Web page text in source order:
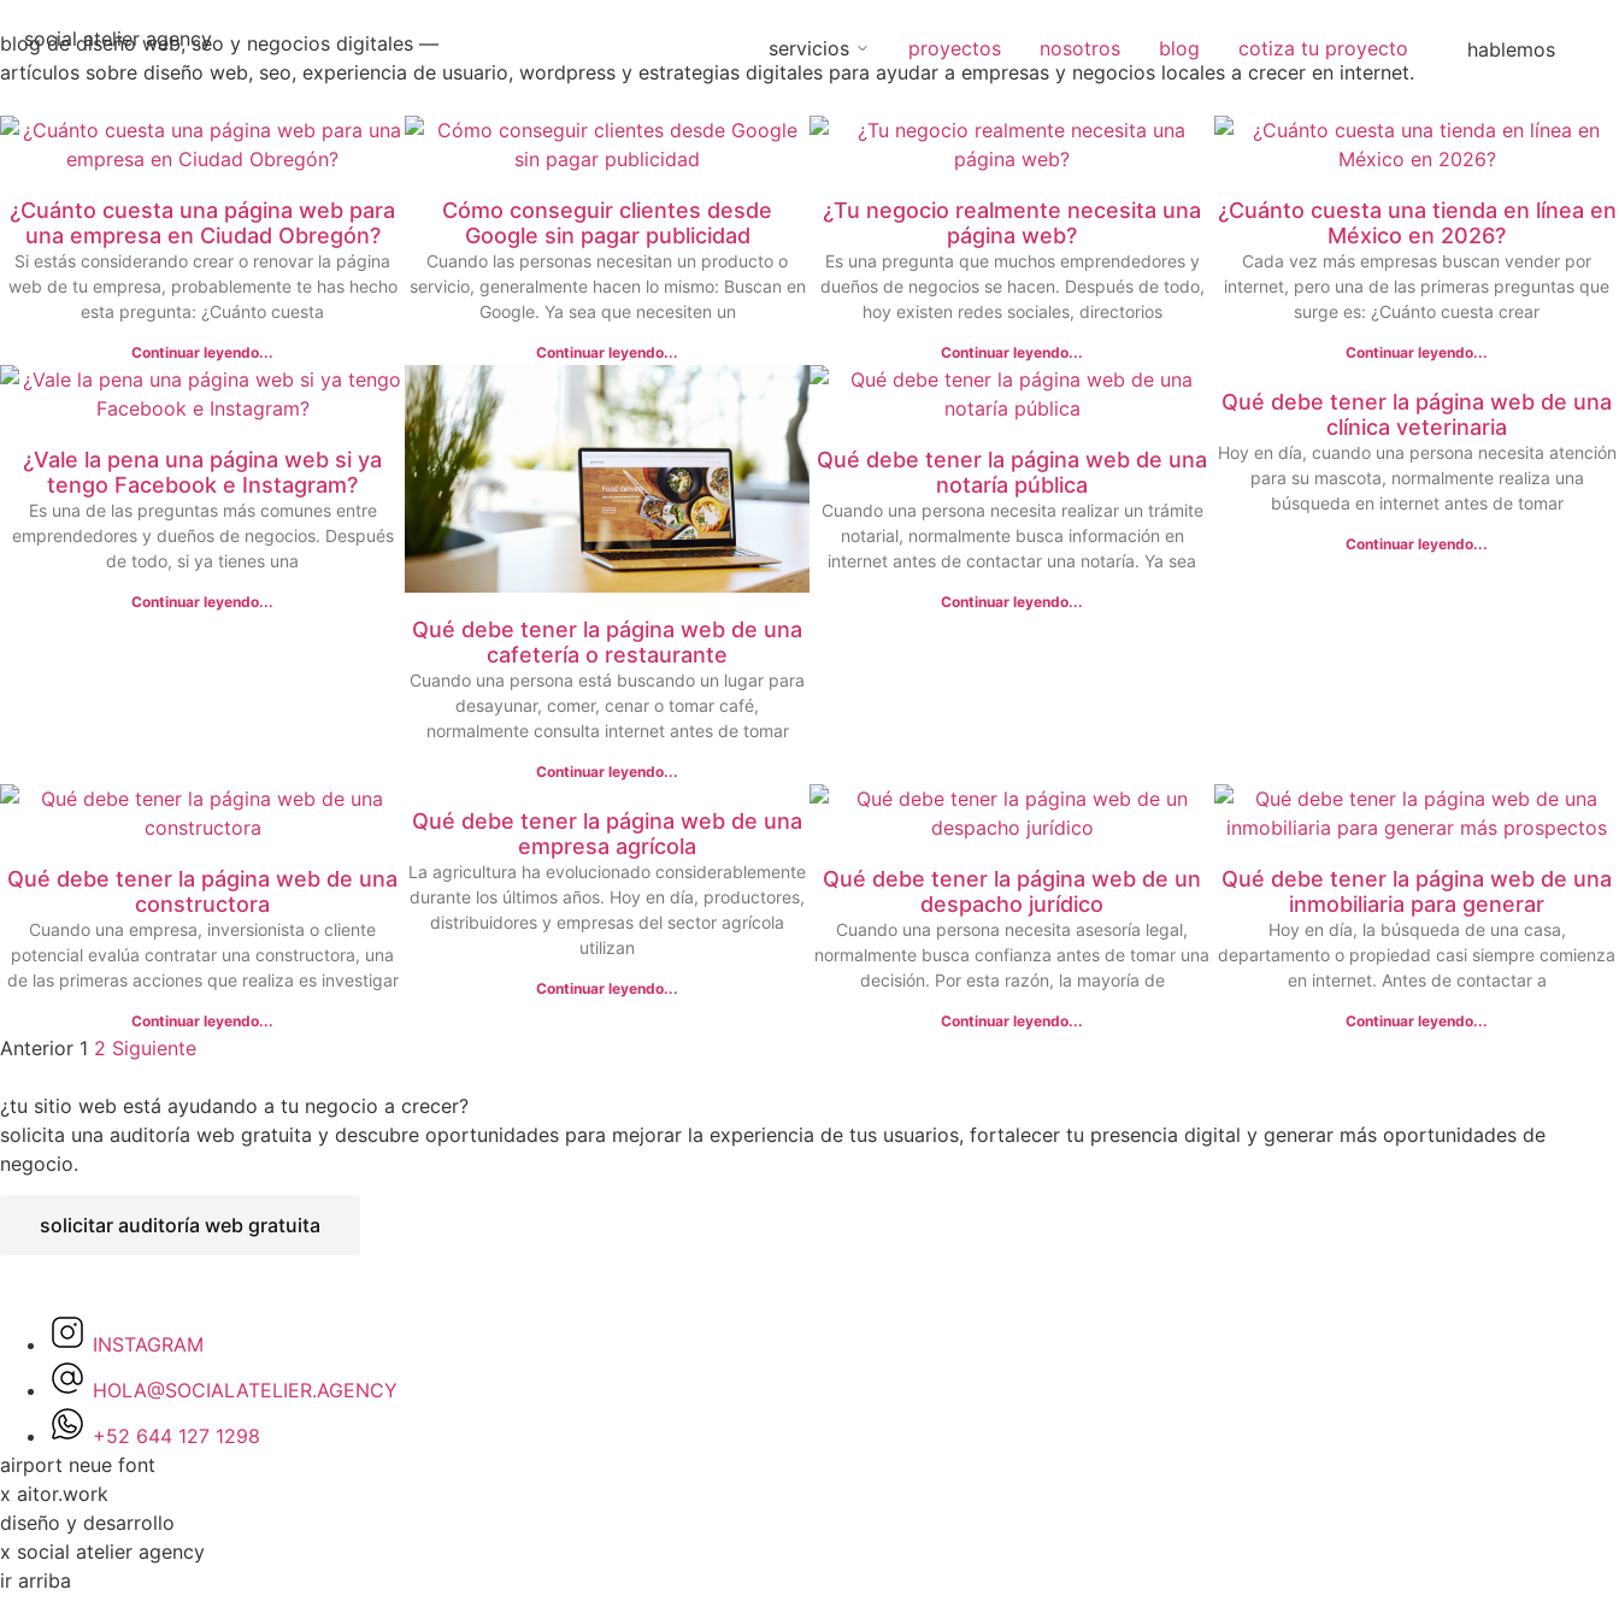
social atelier agency servicios proyectos nosotros blog cotiza tu proyecto hablemos
blog de diseño web, seo y negocios digitales —
artículos sobre diseño web, seo, experiencia de usuario, wordpress y estrategias digitales para ayudar a empresas y negocios locales a crecer en internet.
¿Cuánto cuesta una página web para
una empresa en Ciudad Obregón?
Si estás considerando crear o renovar la página
web de tu empresa, probablemente te has hecho
esta pregunta: ¿Cuánto cuesta
Continuar leyendo...
Cómo conseguir clientes desde
Google sin pagar publicidad
Cuando las personas necesitan un producto o
servicio, generalmente hacen lo mismo: Buscan en
Google. Ya sea que necesiten un
Continuar leyendo...
¿Tu negocio realmente necesita una
página web?
Es una pregunta que muchos emprendedores y
dueños de negocios se hacen. Después de todo,
hoy existen redes sociales, directorios
Continuar leyendo...
¿Cuánto cuesta una tienda en línea en
México en 2026?
Cada vez más empresas buscan vender por
internet, pero una de las primeras preguntas que
surge es: ¿Cuánto cuesta crear
Continuar leyendo...
¿Vale la pena una página web si ya
tengo Facebook e Instagram?
Es una de las preguntas más comunes entre
emprendedores y dueños de negocios. Después
de todo, si ya tienes una
Continuar leyendo...
Qué debe tener la página web de una
cafetería o restaurante
Cuando una persona está buscando un lugar para
desayunar, comer, cenar o tomar café,
normalmente consulta internet antes de tomar
Continuar leyendo...
Qué debe tener la página web de una
notaría pública
Cuando una persona necesita realizar un trámite
notarial, normalmente busca información en
internet antes de contactar una notaría. Ya sea
Continuar leyendo...
Qué debe tener la página web de una
clínica veterinaria
Hoy en día, cuando una persona necesita atención
para su mascota, normalmente realiza una
búsqueda en internet antes de tomar
Continuar leyendo...
Qué debe tener la página web de una
constructora
Cuando una empresa, inversionista o cliente
potencial evalúa contratar una constructora, una
de las primeras acciones que realiza es investigar
Continuar leyendo...
Qué debe tener la página web de una
empresa agrícola
La agricultura ha evolucionado considerablemente
durante los últimos años. Hoy en día, productores,
distribuidores y empresas del sector agrícola
utilizan
Continuar leyendo...
Qué debe tener la página web de un
despacho jurídico
Cuando una persona necesita asesoría legal,
normalmente busca confianza antes de tomar una
decisión. Por esta razón, la mayoría de
Continuar leyendo...
Qué debe tener la página web de una
inmobiliaria para generar
Hoy en día, la búsqueda de una casa,
departamento o propiedad casi siempre comienza
en internet. Antes de contactar a
Continuar leyendo...
Anterior 1 2 Siguiente
¿tu sitio web está ayudando a tu negocio a crecer?
solicita una auditoría web gratuita y descubre oportunidades para mejorar la experiencia de tus usuarios, fortalecer tu presencia digital y generar más oportunidades de
negocio.
solicitar auditoría web gratuita
INSTAGRAM
HOLA@SOCIALATELIER.AGENCY
+52 644 127 1298
airport neue font
x aitor.work
diseño y desarrollo
x social atelier agency
ir arriba